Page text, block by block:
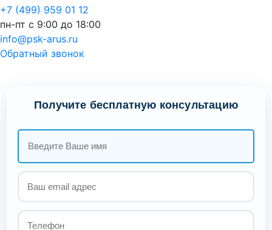
+7 (499) 959 01 12
пн-пт с 9:00 до 18:00
info@psk-arus.ru
Обратный звонок
Получите бесплатную консультацию